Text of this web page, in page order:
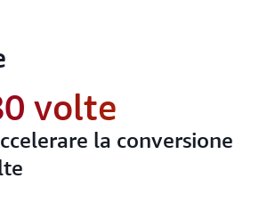
la conversione
volte